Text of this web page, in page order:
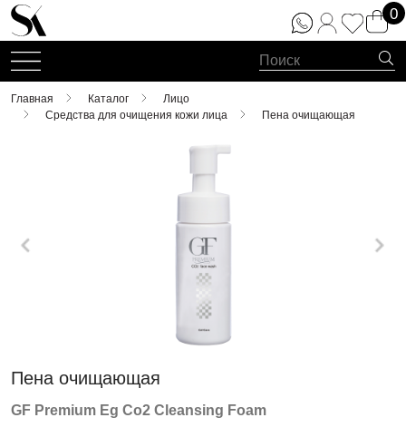
0
Главная Каталог
Лицо
Средства для очищения кожи лица
Пена очищающая
Пена очищающая
GF Premium Eg Co2 Cleansing Foam